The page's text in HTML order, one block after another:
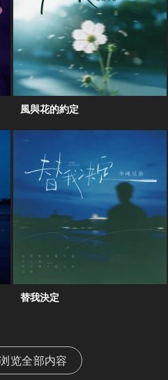
風與花的約定
替我決定
览全部内容